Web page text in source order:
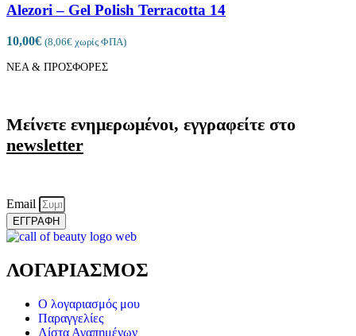
Alezori – Gel Polish Terracotta 14
10,00€ (8,06€ χωρίς ΦΠΑ)
ΝΕΑ & ΠΡΟΣΦΟΡΕΣ
Μείνετε ενημερωμένοι, εγγραφείτε στο
newsletter
Email
ΕΓΓΡΑΦΗ
ΛΟΓΑΡΙΑΣΜΟΣ
Ο λογαριασμός μου
Παραγγελίες
Λίστα Αγαπημένων